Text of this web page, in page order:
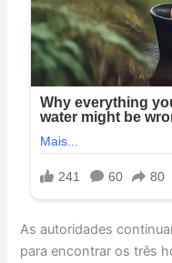
As autoridades
para encontrar os três